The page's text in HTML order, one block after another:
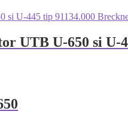
UTB U-650 si U-